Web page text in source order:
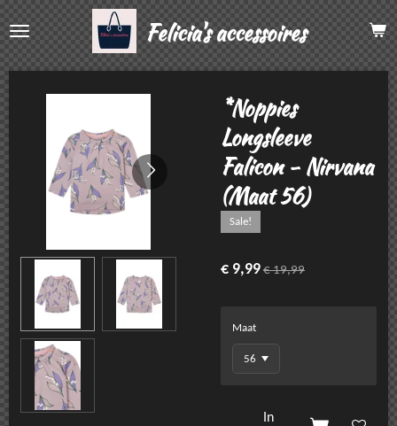
direct
Felicia's accessoires
*Noppies
Longsleeve
Falicon - Nirvana
(Maat 56)
Sale!
€ 9,99 € 19,99
Maat
In